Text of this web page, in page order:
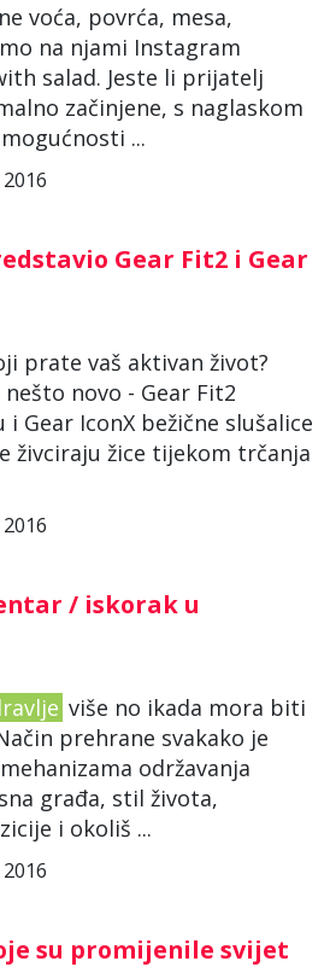
voća, povrća, mesa,
na njami Instagram
salad. Jeste li prijatelj
začinjene, s naglaskom
...
Gear Fit2 i Gear
prate vaš aktivan život?
nešto novo - Gear Fit2
Gear IconX bežične slušalice
živciraju žice tijekom trčanja
/ iskorak u
više no ikada mora biti
prehrane svakako je
održavanja
građa, stil života,
i okoliš ...
su promijenile svijet